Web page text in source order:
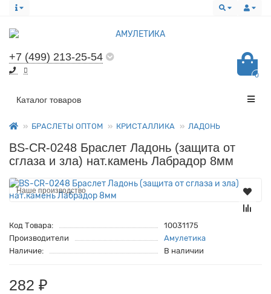
+7 (499) 213-25-54
0
Все категории
Каталог товаров
БРАСЛЕТЫ ОПТОМ КРИСТАЛЛИКА ЛАДОНЬ
BS-CR-0248 Браслет Ладонь (защита от
сглаза и зла) нат.камень Лабрадор 8мм
Наше производство
Код Товара:
10031175
Производители
Амулетика
Наличие:
В наличии
282 ₽